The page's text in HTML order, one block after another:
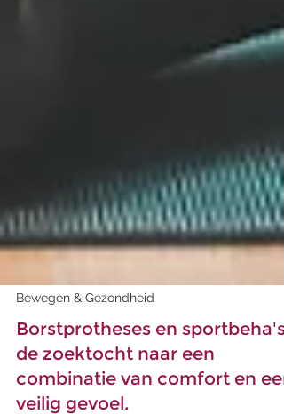
Bewegen & Gezondheid
Borstprotheses en sportbeha's,
de zoektocht naar een